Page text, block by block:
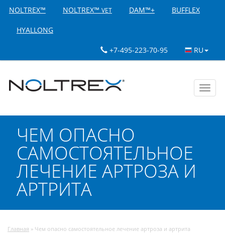
NOLTREX™ NOLTREX™ VET DAM™+ BUFFLEX
HYALLONG
+7-495-223-70-95 RU
ЧЕМ ОПАСНО
САМОСТОЯТЕЛЬНОЕ
ЛЕЧЕНИЕ АРТРОЗА И
АРТРИТА
Главная » Чем опасно самостоятельное лечение артроза и артрита